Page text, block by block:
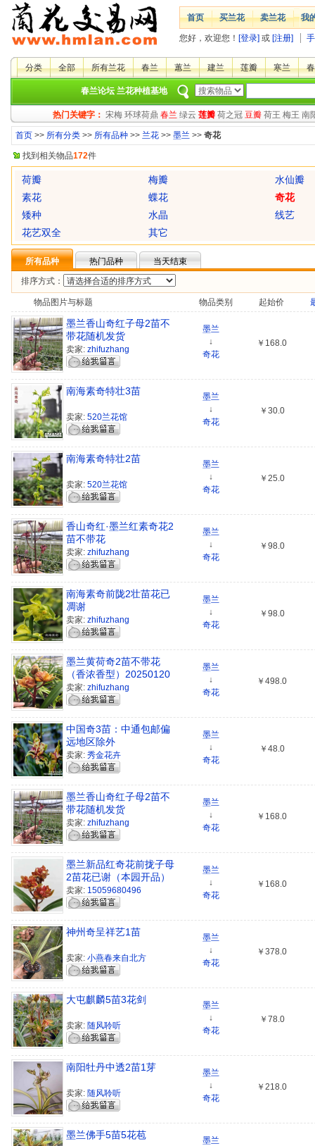
首页 买兰花 卖兰花 我
您好，欢迎您！ [登录] 或 [注册]
分类 全部 所有兰花 春兰 蕙兰 建兰 莲瓣 寒兰
春兰论坛 兰花种植基地
热门关键字： 宋梅 环球荷鼎 春兰 绿云 莲瓣 荷之冠 豆瓣 荷王 梅王 南
首页 >> 所有分类 >> 所有品种 >> 兰花 >> 墨兰 >> 奇花
找到相关物品172件
荷瓣 梅瓣
水仙瓣
素花
蝶花
奇花
矮种
水晶
线艺
花艺双全
其它
所有品种 热门品种
当天结束
排序方式：
物品图片与标题 物品类别 起始价
墨兰香山奇红子母2苗不
带花随机发货
卖家: zhifuzhang
墨兰
↓
奇花
￥168.0
南海素奇特壮3苗
卖家: 520兰花馆
墨兰
↓
奇花
￥30.0
南海素奇特壮2苗
卖家: 520兰花馆
墨兰
↓
奇花
￥25.0
香山奇红·墨兰红素奇花2
苗不带花
卖家: zhifuzhang
墨兰
↓
奇花
￥98.0
南海素奇前陇2壮苗花已
凋谢
卖家: zhifuzhang
墨兰
↓
奇花
￥98.0
墨兰黄荷奇2苗不带花
（香浓香型）20250120
卖家: zhifuzhang
墨兰
↓
奇花
￥498.0
中国奇3苗：中通包邮偏
远地区除外
卖家: 秀金花卉
墨兰
↓
奇花
￥48.0
墨兰香山奇红子母2苗不
带花随机发货
卖家: zhifuzhang
墨兰
↓
奇花
￥168.0
墨兰新品红奇花前拢子母
2苗花已谢（本园开品）
卖家: 15059680496
墨兰
↓
奇花
￥168.0
神州奇呈祥艺1苗
卖家: 小燕春来自北方
墨兰
↓
奇花
￥378.0
大屯麒麟5苗3花剑
卖家: 随风聆听
墨兰
↓
奇花
￥78.0
南阳牡丹中透2苗1芽
卖家: 随风聆听
墨兰
↓
奇花
￥218.0
墨兰佛手5苗5花苞
墨兰